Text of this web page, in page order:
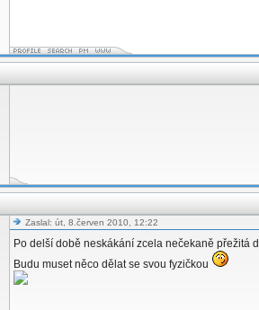
Zaslal: út, 8.červen 2010, 12:22
Po delší době neskákání zcela nečekaně přežitá
Budu muset něco dělat se svou fyzičkou